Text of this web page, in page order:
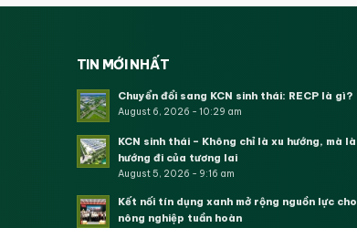
TIN MỚI NHẤT
Chuyển đổi sang KCN sinh thái: RECP là gì?
August 6, 2026 - 10:29 am
KCN sinh thái – Không chỉ là xu hướng, mà là
hướng đi của tương lai
August 5, 2026 - 9:16 am
Kết nối tín dụng xanh mở rộng nguồn lực cho
nông nghiệp tuần hoàn